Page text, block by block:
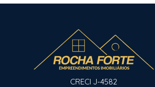
CRECI J-4582